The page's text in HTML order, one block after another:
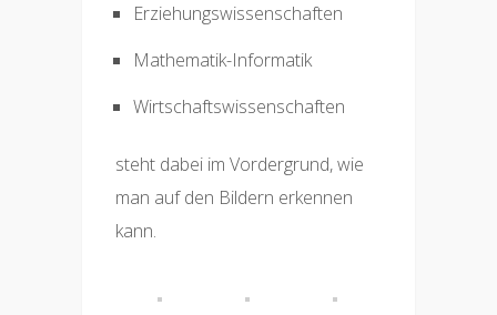
Erziehungswissenschaften
Mathematik-Informatik
Wirtschaftswissenschaften
steht dabei im Vordergrund, wie
man auf den Bildern erkennen
kann.